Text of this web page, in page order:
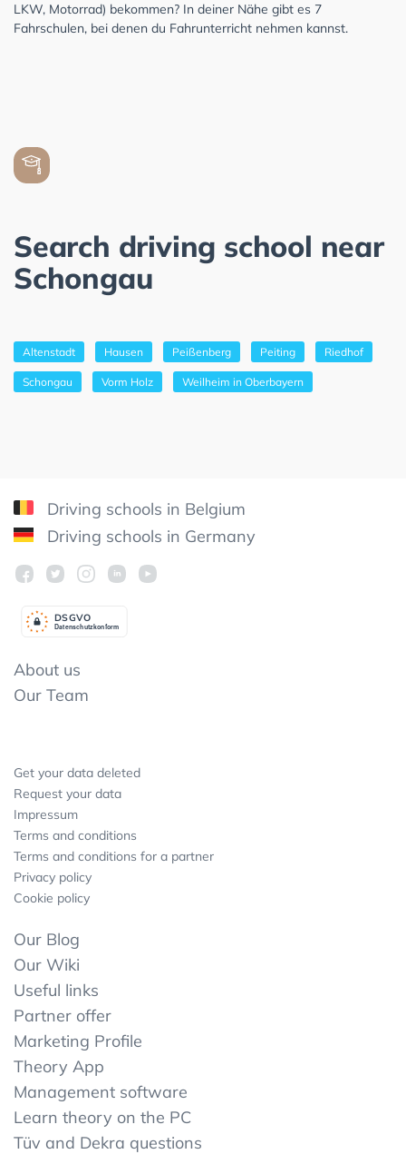
LKW, Motorrad) bekommen? In deiner Nähe gibt es 7
Fahrschulen, bei denen du Fahrunterricht nehmen kannst.
Search driving school near
Schongau
Altenstadt Hausen Peißenberg Peiting Riedhof
Schongau Vorm Holz Weilheim in Oberbayern
Driving schools in Belgium
Driving schools in Germany
Datenschutzkonform
DSGVO
About us
Our Team
Get your data deleted
Request your data
Impressum
Terms and conditions
Terms and conditions for a partner
Privacy policy
Cookie policy
Our Blog
Our Wiki
Useful links
Partner offer
Marketing Profile
Theory App
Management software
Learn theory on the PC
Tüv and Dekra questions